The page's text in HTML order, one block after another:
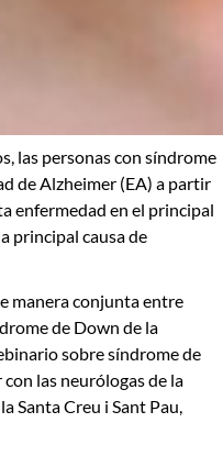
, las personas con síndrome
de Alzheimer (EA) a partir
enfermedad en el principal
principal causa de
manera conjunta entre
de Down de la
sobresíndrome de
con las neurólogas de la
Santa Creu i Sant Pau,